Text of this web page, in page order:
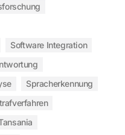
Software Integration
Spracherkennung